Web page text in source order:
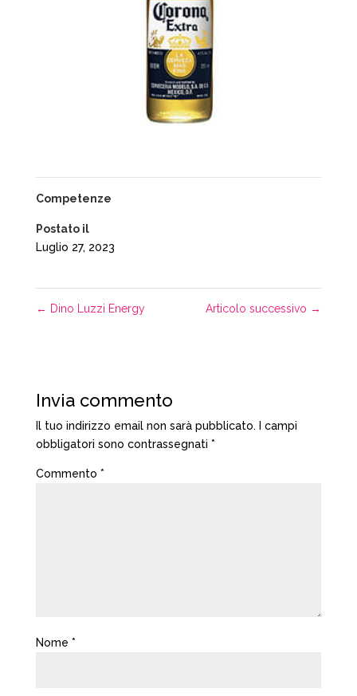
Competenze
Postato il
Luglio 27, 2023
← Dino Luzzi Energy Articolo successivo →
Invia commento
Il tuo indirizzo email non sarà pubblicato.
I campi
obbligatori sono contrassegnati *
Commento *
Nome *